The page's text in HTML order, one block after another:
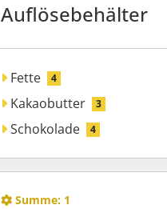
Auflösebehälter
Fette 4
Kakaobutter 3
Schokolade 4
Summe: 1